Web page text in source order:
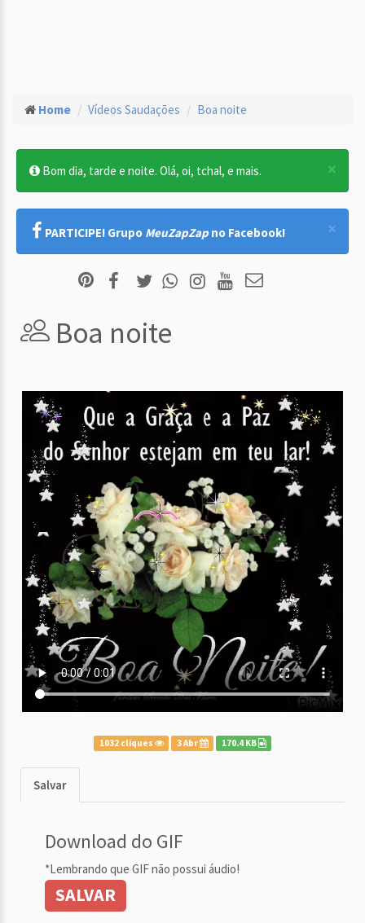
Home Vídeos Saudações Boa noite
×
Bom dia, tarde e noite. Olá, oi, tchal, e mais.
×
PARTICIPE! Grupo MeuZapZap no Facebook!
Boa noite
1032 cliques 3 Abr 170.4 KB
Salvar
Download do GIF
*Lembrando que GIF não possui áudio!
SALVAR